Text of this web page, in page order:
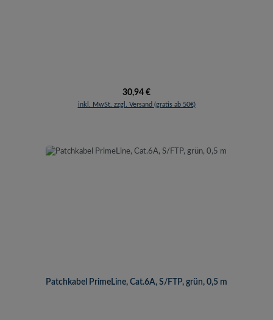
Regulärer Preis:
30,94 €
inkl. MwSt. zzgl. Versand (gratis ab 50€)
Patchkabel PrimeLine, Cat.6A, S/FTP, grün, 0,5 m